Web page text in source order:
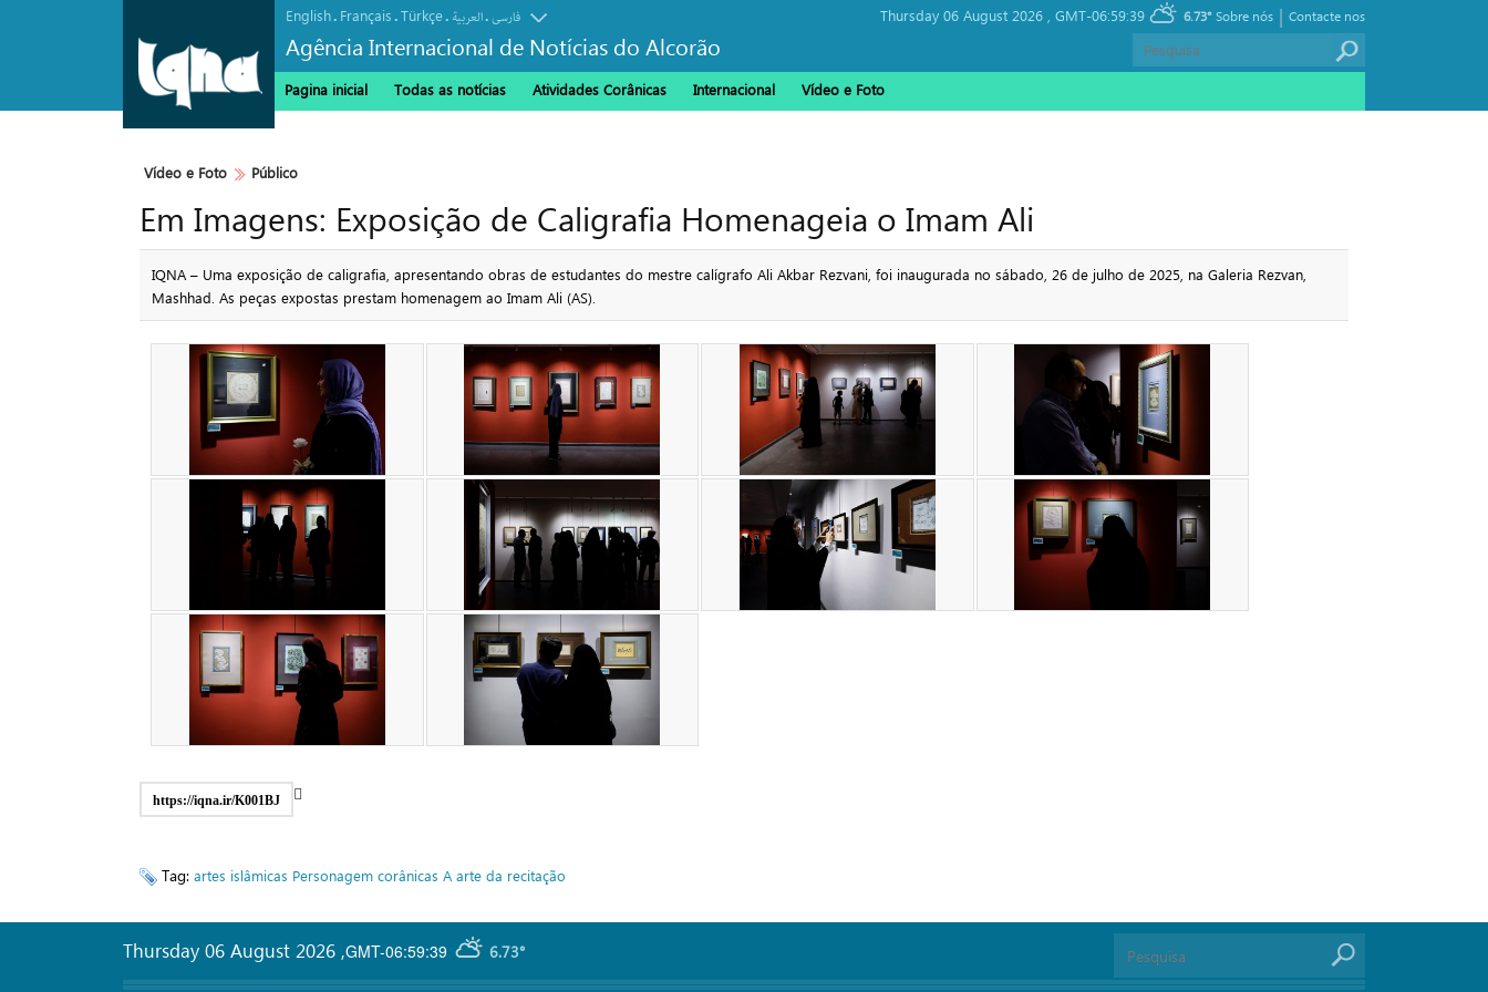
English. Français.Türkçe. العربیة.فارسی
Agência Internacional de Notícias do Alcorão
Thursday 06 August 2026 , GMT-06:59:39 6.73° Contacte nos
|
Sobre nós
Pagina inicial Todas as notícias Atividades Corânicas Internacional Vídeo e Foto
Vídeo e Foto Público
Em Imagens: Exposição de Caligrafia Homenageia o Imam Ali
IQNA – Uma exposição de caligrafia, apresentando obras de estudantes do mestre calígrafo Ali Akbar Rezvani, foi inaugurada no sábado, 26 de julho de 2025, na Galeria Rezvan,
Mashhad. As peças expostas prestam homenagem ao Imam Ali (AS).
https://iqna.ir/K001BJ
Tag: artes islâmicas Personagem corânicas A arte da recitação
GMT-06:59:39 6.73°
Thursday 06 August 2026 ,